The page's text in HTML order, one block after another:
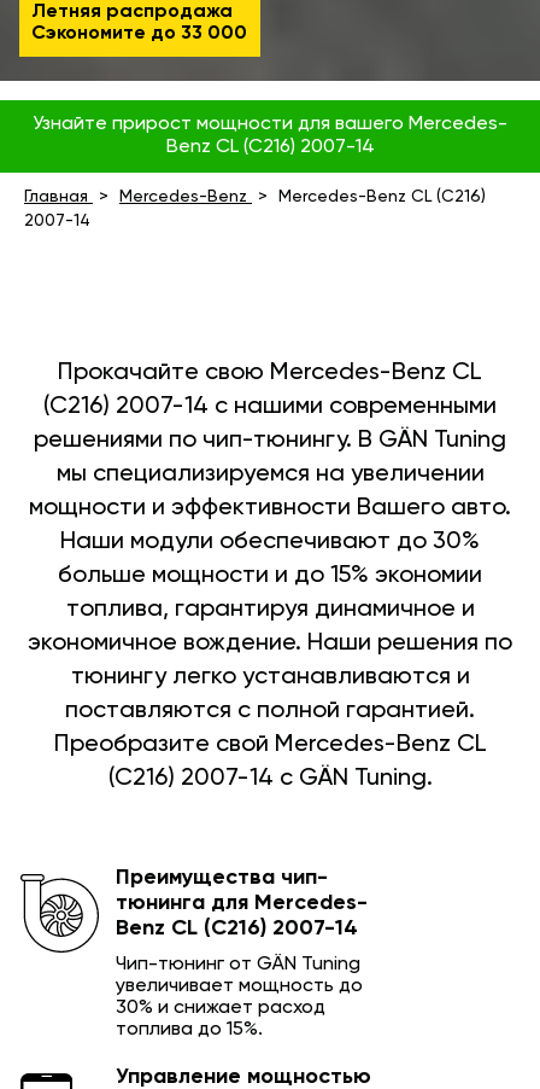
Летняя распродажа
Сэкономите до 33 000
Узнайте прирост мощности для вашего Mercedes-
Benz CL (C216) 2007-14
Главная Mercedes-Benz
Mercedes-Benz CL (C216)
2007-14
Прокачайте свою Mercedes-Benz CL
(C216) 2007-14 с нашими современными
решениями по чип-тюнингу. В GÄN Tuning
мы специализируемся на увеличении
мощности и эффективности Вашего авто.
Наши модули обеспечивают до 30%
больше мощности и до 15% экономии
топлива, гарантируя динамичное и
экономичное вождение. Наши решения по
тюнингу легко устанавливаются и
поставляются с полной гарантией.
Преобразите свой Mercedes-Benz CL
(C216) 2007-14 с GÄN Tuning.
Преимущества чип-
тюнинга для Mercedes-
Benz CL (C216) 2007-14
Чип-тюнинг от GÄN Tuning
увеличивает мощность до
30% и снижает расход
топлива до 15%.
Управление мощностью